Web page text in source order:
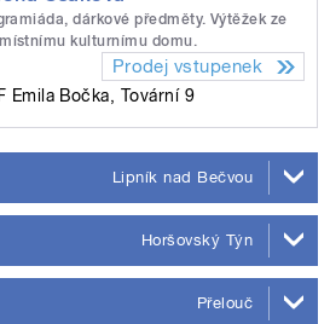
dárkové předměty. Výtěžek ze
kulturnímu domu.
Prodej vstupenek
Emila Bočka, Tovární 9
Lipník nad Bečvou
Horšovský Týn
Přelouč